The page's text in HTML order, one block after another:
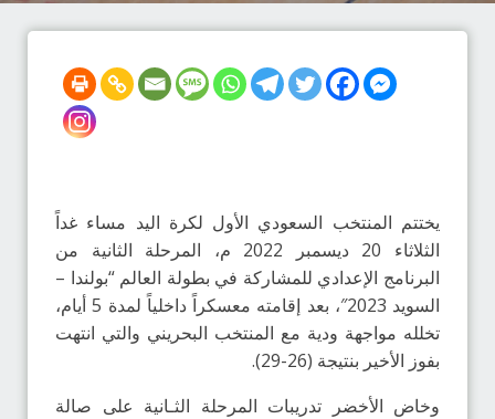
يختتم المنتخب السعودي الأول لكرة اليد مساء غداً
الثلاثاء 20 ديسمبر 2022 م، المرحلة الثانية من
البرنامج الإعدادي للمشاركة في بطولة العالم “بولندا –
السويد 2023″، بعد إقامته معسكراً داخلياً لمدة 5 أيام،
تخلله مواجهة ودية مع المنتخب البحريني والتي انتهت
بفوز الأخير بنتيجة (26-29).
وخاض الأخضر تدريبات المرحلة الثـانية على صالة